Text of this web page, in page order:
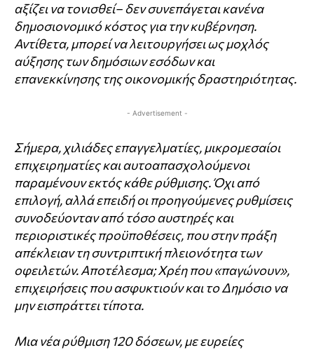
αξίζει να τονισθεί– δεν συνεπάγεται κανένα
δημοσιονομικό κόστος για την κυβέρνηση.
Αντίθετα, μπορεί να λειτουργήσει ως μοχλός
αύξησης των δημόσιων εσόδων και
επανεκκίνησης της οικονομικής δραστηριότητας.
- Advertisement -
Σήμερα, χιλιάδες επαγγελματίες, μικρομεσαίοι
επιχειρηματίες και αυτοαπασχολούμενοι
παραμένουν εκτός κάθε ρύθμισης. Όχι από
επιλογή, αλλά επειδή οι προηγούμενες ρυθμίσεις
συνοδεύονταν από τόσο αυστηρές και
περιοριστικές προϋποθέσεις, που στην πράξη
απέκλειαν τη συντριπτική πλειονότητα των
οφειλετών. Αποτέλεσμα; Χρέη που «παγώνουν»,
επιχειρήσεις που ασφυκτιούν και το Δημόσιο να
μην εισπράττει τίποτα.
Μια νέα ρύθμιση 120 δόσεων, με ευρείες